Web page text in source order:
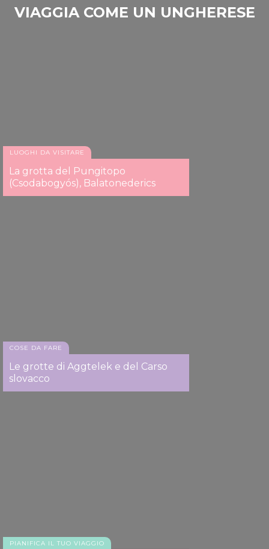
VIAGGIA COME UN UNGHERESE
LUOGHI DA VISITARE
La grotta del Pungitopo
(Csodabogyós), Balatonederics
COSE DA FARE
Le grotte di Aggtelek e del Carso
slovacco
PIANIFICA IL TUO VIAGGIO